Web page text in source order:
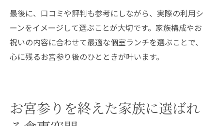
最後に、口コミや評判も参考にしながら、実際の利用シ
ーンをイメージして選ぶことが大切です。家族構成やお
祝いの内容に合わせて最適な個室ランチを選ぶことで、
心に残るお宮参り後のひとときが叶います。
お宮参りを終えた家族に選ばれ